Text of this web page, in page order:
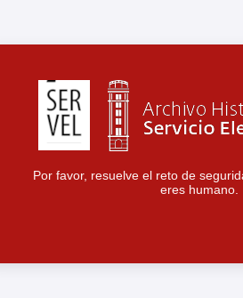
Por favor, resuelve el reto de
eres humano.